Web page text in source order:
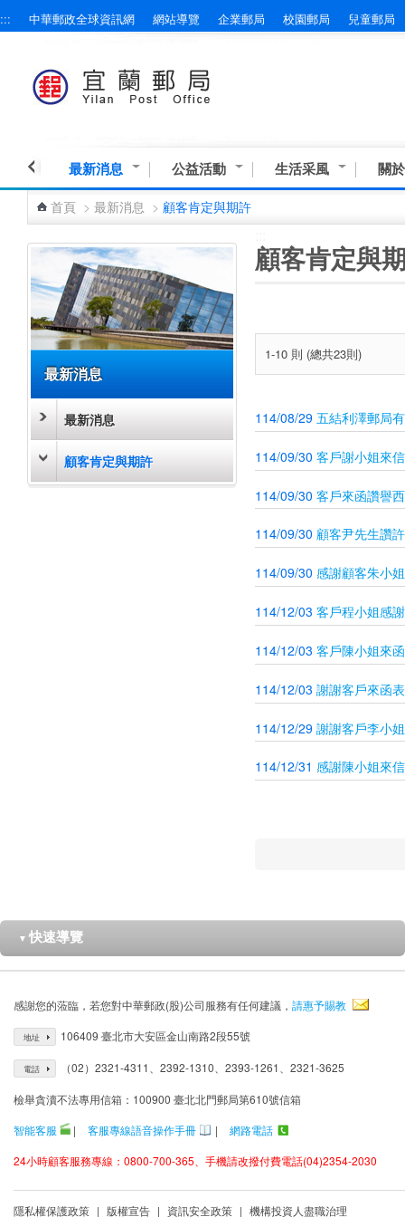
跳到主要內容區塊
::: 中華郵政全球資訊網 網站導覽 企業郵局 校園郵局 兒童郵局
最新消息 公益活動 生活采風 關
首頁 > 最新消息 > 顧客肯定與期許
最新消息
最新消息
顧客肯定與期許
顧客肯定與
1-10 則 (總共23則)
114/08/29 五結利澤郵局
114/09/30 客戶謝小姐來
114/09/30 客戶來函讚譽
114/09/30 顧客尹先生讚
114/09/30 感謝顧客朱小
114/12/03 客戶程小姐感
114/12/03 客戶陳小姐來
114/12/03 謝謝客戶來函
114/12/29 謝謝客戶李小
114/12/31 感謝陳小姐來
▼ 快速導覽
感謝您的蒞臨，若您對中華郵政(股)公司服務有任何建議， 請惠予賜教
地址 106409 臺北市大安區金山南路2段55號
電話 （02）2321-4311、2392-1310、2393-1261、2321-3625
檢舉貪瀆不法專用信箱：100900 臺北北門郵局第610號信箱
智能客服
| 客服專線語音操作手冊 |
網路電話
24小時顧客服務專線：0800-700-365、手機請改撥付費電話(04)2354-2030
隱私權保護政策 | 版權宣告 | 資訊安全政策 | 機構投資人盡職治理